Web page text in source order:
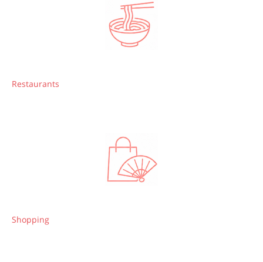
Restaurants
Shopping